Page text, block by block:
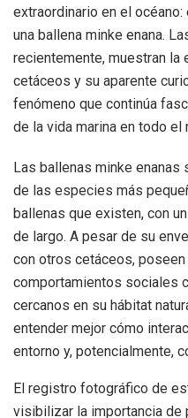
extraordinario en el
una ballena minke enana.
recientemente, muestran la
cetáceos y su aparente
fenómeno que continúa
de la vida marina en todo el
Las ballenas minke enanas
de las especies más
ballenas que existen, con
de largo. A pesar de su
con otros cetáceos,
comportamientos sociales
cercanos en su hábitat
entender mejor cómo
entorno y, potencialmente,
El registro fotográfico de
visibilizar la importancia de